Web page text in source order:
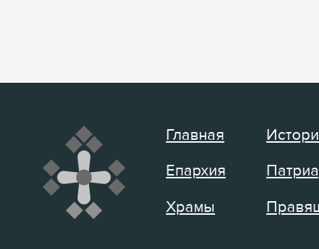
Главная
Епархия
Храмы